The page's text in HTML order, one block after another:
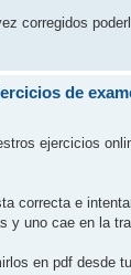
corregidos
de
ejercicios
correcta e
y uno cae en la
en pdf desde